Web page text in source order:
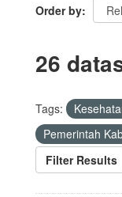
Order by
26
Tags:
Pemerintah
Filter Results